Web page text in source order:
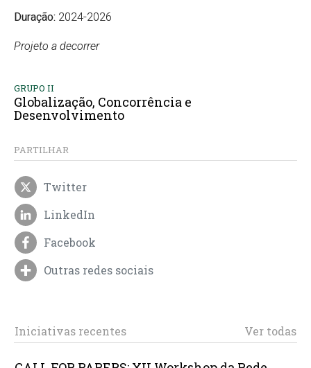
Duração: 2024-2026
Projeto a decorrer
GRUPO II
Globalização, Concorrência e
Desenvolvimento
PARTILHAR
Twitter
LinkedIn
Facebook
Outras redes sociais
Iniciativas recentes Ver todas